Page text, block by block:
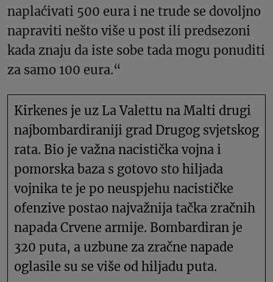
naplaćivati 500 eura i ne trude se dovoljno
napraviti nešto više u post ili predsezoni
kada znaju da iste sobe tada mogu ponuditi
za samo 100 eura.“
Kirkenes je uz La Valettu na Malti drugi
najbombardiraniji grad Drugog svjetskog
rata. Bio je važna nacistička vojna i
pomorska baza s gotovo sto hiljada
vojnika te je po neuspjehu nacističke
ofenzive postao najvažnija tačka zračnih
napada Crvene armije. Bombardiran je
320 puta, a uzbune za zračne napade
oglasile su se više od hiljadu puta.